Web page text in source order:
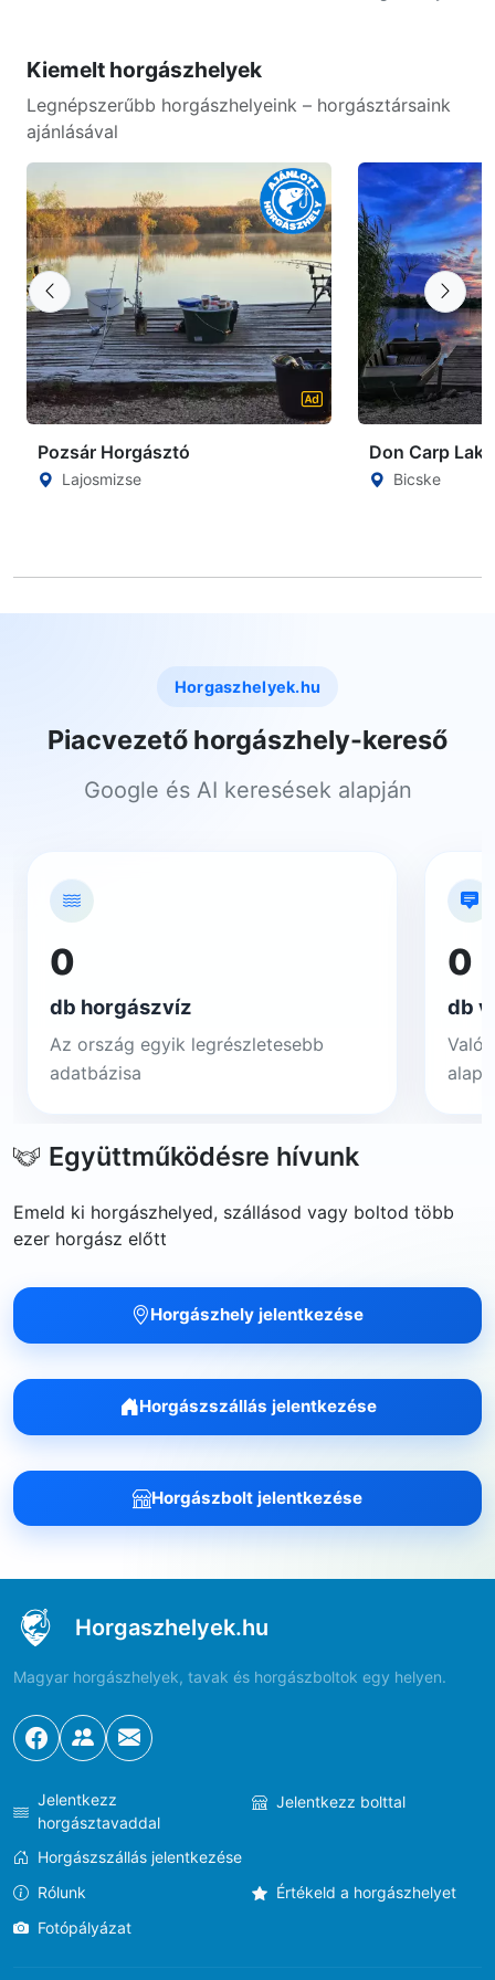
Kiemelt horgászhelyek
Legnépszerűbb horgászhelyeink – horgásztársaink
ajánlásával
Pozsár Horgásztó
Lajosmizse
Don Carp Lake
Bicske
Horgaszhelyek.hu
Piacvezető horgászhely-kereső
Google és AI keresések alapján
0
db horgászvíz
Az ország egyik legrészletesebb
adatbázisa
0
db
Együttműködésre hívunk
Emeld ki horgászhelyed, szállásod vagy boltod több
ezer horgász előtt
Horgászhely jelentkezése
Horgászszállás jelentkezése
Horgászbolt jelentkezése
Horgaszhelyek.hu
Magyar horgászhelyek, tavak és horgászboltok egy helyen.
Jelentkezz
horgásztavaddal
Jelentkezz bolttal
Horgászszállás jelentkezése
Rólunk
Értékeld a horgászhelyet
Fotópályázat